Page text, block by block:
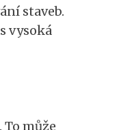
staveb.
vysoká
může